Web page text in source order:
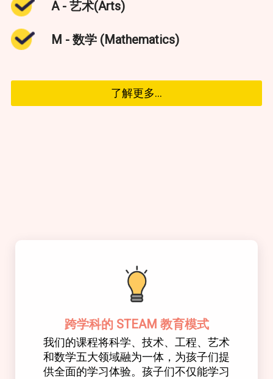
A - 艺术(Arts)
M - 数学 (Mathematics)
了解更多...
跨学科的 STEAM 教育模式
我们的课程将科学、技术、工程、艺术
和数学五大领域融为一体，为孩子们提
供全面的学习体验。孩子们不仅能学习